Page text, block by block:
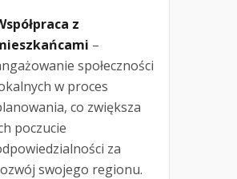
z
–
społeczności
w proces
co zwiększa
poczucie
za
swojego regionu.